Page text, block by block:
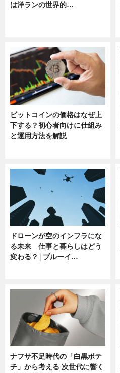
は洋ランの世界的…
ビットコインの価格はなぜ上
下する？初心者向けに仕組み
と運用方法を解説
ドローンが空のインフラにな
る未来 仕事と暮らしはどう
変わる？│ブルーイ…
ナフサ不足時代の「白黒ポテ
チ」から考える 次世代に響く